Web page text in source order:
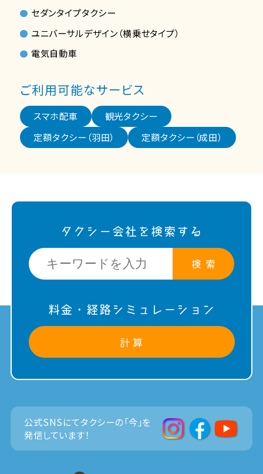
セダンタイプタクシー
ユニバーサルデザイン（横乗せタイプ）
電気自動車
ご利用可能なサービス
スマホ配車
観光タクシー
定額タクシー（羽田）
定額タクシー（成田）
タクシー会社を検索する
検 索
料金・経路シミュレーション
計 算
公式SNSにてタクシーの「今」を
発信しています！